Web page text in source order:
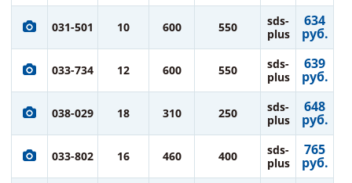
031-501 10 600 550
sds-
plus
634
руб.
033-734 12 600 550
sds-
plus
639
руб.
038-029 18 310 250
sds-
plus
648
руб.
033-802 16 460 400
sds-
plus
765
руб.